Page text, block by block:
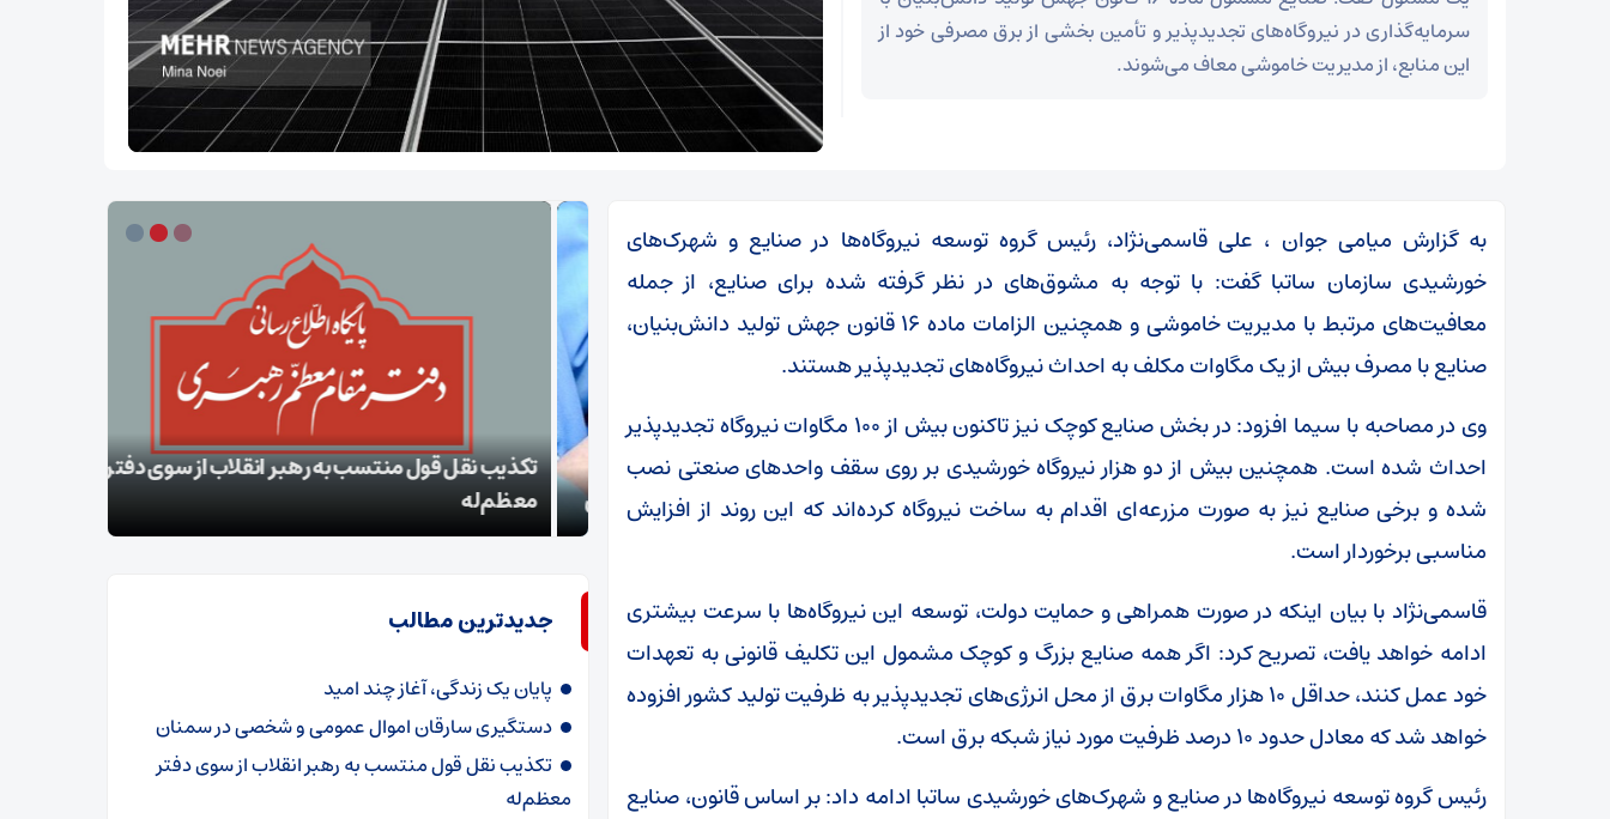
سرمایه‌گذاری در نیروگاه‌های تجدیدپذیر و تأمین بخشی از برق مصرفی خود از
این منابع، از مدیریت خاموشی معاف می‌شوند.
به گزارش میامی جوان ، علی قاسمی‌نژاد، رئیس گروه توسعه نیروگاه‌ها در صنایع و شهرک‌های
خورشیدی سازمان ساتبا گفت: با توجه به مشوق‌های در نظر گرفته شده برای صنایع، از جمله
معافیت‌های مرتبط با مدیریت خاموشی و همچنین الزامات ماده ۱۶ قانون جهش تولید دانش‌بنیان،
صنایع با مصرف بیش از یک مگاوات مکلف به احداث نیروگاه‌های تجدیدپذیر هستند.
وی در مصاحبه با سیما افزود: در بخش صنایع کوچک نیز تاکنون بیش از ۱۰۰ مگاوات نیروگاه تجدیدپذیر
احداث شده است. همچنین بیش از دو هزار نیروگاه خورشیدی بر روی سقف واحدهای صنعتی نصب
شده و برخی صنایع نیز به صورت مزرعه‌ای اقدام به ساخت نیروگاه کرده‌اند که این روند از افزایش
مناسبی برخوردار است.
قاسمی‌نژاد با بیان اینکه در صورت همراهی و حمایت دولت، توسعه این نیروگاه‌ها با سرعت بیشتری
ادامه خواهد یافت، تصریح کرد: اگر همه صنایع بزرگ و کوچک مشمول این تکلیف قانونی به تعهدات
خود عمل کنند، حداقل ۱۰ هزار مگاوات برق از محل انرژی‌های تجدیدپذیر به ظرفیت تولید کشور افزوده
خواهد شد که معادل حدود ۱۰ درصد ظرفیت مورد نیاز شبکه برق است.
رئیس گروه توسعه نیروگاه‌ها در صنایع و شهرک‌های خورشیدی ساتبا ادامه داد: بر اساس قانون، صنایع
بقائی: برنامه‌ای برای سفر به قطر و پاکستان نداریم
دستگیری سارقان اموال عمومی و شخصی در سمنان
تکذیب نقل قول منتسب به رهبر انقلاب از سوی دفتر
معظم‌له
جدیدترین مطالب
پایان یک زندگی، آغاز چند امید
دستگیری سارقان اموال عمومی و شخصی در سمنان
تکذیب نقل قول منتسب به رهبر انقلاب از سوی دفتر
معظم‌له